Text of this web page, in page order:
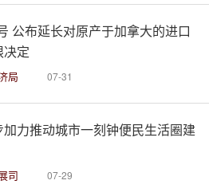
公布延长对原产于加拿大的进口
定
局 07-31
力推动城市一刻钟便民生活圈建
司 07-29